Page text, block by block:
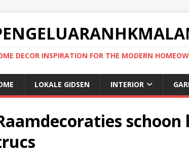
DECOR INSPIRATION FOR THE MODERN
LOKALE GIDSEN INTERIOR
schoon